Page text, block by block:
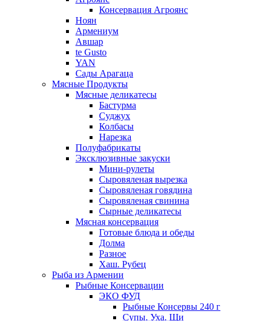
Консервация Агроянс
Ноян
Армениум
Авшар
te Gusto
YAN
Сады Арагаца
Мясные Продукты
Мясные деликатесы
Бастурма
Суджух
Колбасы
Нарезка
Полуфабрикаты
Эксклюзивные закуски
Мини-рулеты
Сыровяленая вырезка
Сыровяленая говядина
Сыровяленая свинина
Сырные деликатесы
Мясная консервация
Готовые блюда и обеды
Долма
Разное
Хаш. Рубец
Рыба из Армении
Рыбные Консервации
ЭКО ФУД
Рыбные Консервы 240 г
Супы. Уха. Щи